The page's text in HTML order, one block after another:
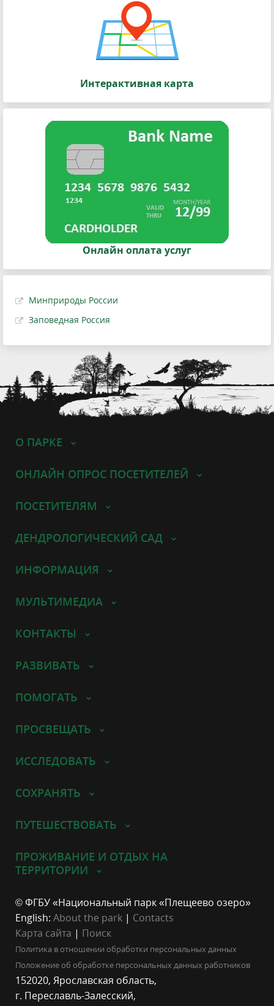
Интерактивная карта
Онлайн оплата услуг
Минприроды России
Заповедная Россия
О ПАРКЕ
ОНЛАЙН ОПРОС ПОСЕТИТЕЛЕЙ
ПОСЕТИТЕЛЯМ
ДЕНДРОЛОГИЧЕСКИЙ САД
ИНФОРМАЦИЯ
МУЛЬТИМЕДИА
КОНТАКТЫ
РАЗВИВАТЬ
ПОМОГАТЬ
ПРОСВЕЩАТЬ
ИССЛЕДОВАТЬ
СОХРАНЯТЬ
ПУТЕШЕСТВОВАТЬ
ПРОЖИВАНИЕ И ОТДЫХ НА
ТЕРРИТОРИИ
© ФГБУ «Национальный парк «Плещеево озеро»
English: About the park | Contacts
Карта сайта | Поиск
Политика в отношении обработки персональных данных
Положение об обработке персональных данных работников
152020, Ярославская область,
г. Переславль-Залесский,